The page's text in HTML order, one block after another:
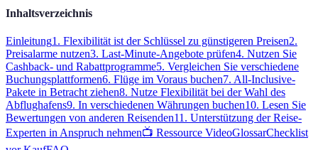
Inhaltsverzeichnis
Einleitung1. Flexibilität ist der Schlüssel zu günstigeren Preisen2.
Preisalarme nutzen3. Last-Minute-Angebote prüfen4. Nutzen Sie
Cashback- und Rabattprogramme5. Vergleichen Sie verschiedene
Buchungsplattformen6. Flüge im Voraus buchen7. All-Inclusive-
Pakete in Betracht ziehen8. Nutze Flexibilität bei der Wahl des
Abflughafens9. In verschiedenen Währungen buchen10. Lesen Sie
Bewertungen von anderen Reisenden11. Unterstützung der Reise-
Experten in Anspruch nehmen📺 Ressource VideoGlossarChecklist